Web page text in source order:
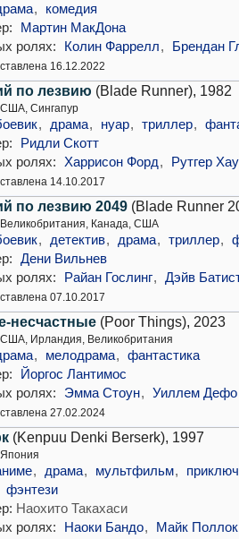
,
комедия
Мартин МакДона
ролях:
Колин Фаррелл, Брендан
16.12.2022
по лезвию (Blade Runner), 1982
США, Сингапур
, драма, нуар, триллер,
Ридли Скотт
ролях: Харрисон Форд, Рутгер
14.10.2017
по лезвию 2049 (Blade Runner
Великобритания, Канада, США
, детектив, драма, триллер,
Дени Вильнев
ролях:
Райан Гослинг, Дэйв
07.10.2017
несчастные (Poor Things), 2023
США, Ирландия, Великобритания
, мелодрама, фантастика
Йоргос Лантимос
ролях:
Эмма Стоун, Уиллем Дефо
27.02.2024
(Kenpuu Denki Berserk), 1997
Япония
, драма, мультфильм,
фэнтези
Наохито Такахаси
ролях:
Наоки Бандо, Майк Поллок